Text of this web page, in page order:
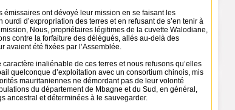
émissaires ont dévoyé leur mission en se faisant les
ourdi d’expropriation des terres et en refusant de s’en tenir à
mission, Nous, propriétaires légitimes de la cuvette Walodiane,
contre la forfaiture des délégués, allés au-delà des
avaient été fixées par l’Assemblée.
caractère inaliénable de ces terres et nous refusons qu’elles
quelconque d’exploitation avec un consortium chinois, mis
mauritaniennes ne démordant pas de leur volonté
du département de Mbagne et du Sud, en général,
ancestral et déterminées à le sauvegarder.